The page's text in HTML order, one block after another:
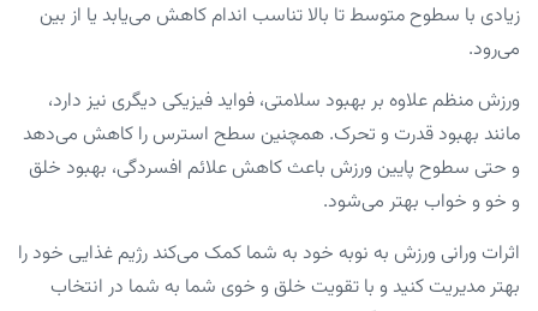
زیادی با سطوح متوسط تا بالا تناسب اندام کاهش می‌یابد یا از بین
می‌رود.
ورزش منظم علاوه بر بهبود سلامتی، فواید فیزیکی دیگری نیز دارد،
مانند بهبود قدرت و تحرک. همچنین سطح استرس را کاهش می‌دهد
و حتی سطوح پایین ورزش باعث کاهش علائم افسردگی، بهبود خلق
و خو و خواب بهتر می‌شود.
اثرات ورانی ورزش به نوبه خود به شما کمک می‌کند رژیم غذایی خود را
بهتر مدیریت کنید و با تقویت خلق و خوی شما به شما در انتخاب